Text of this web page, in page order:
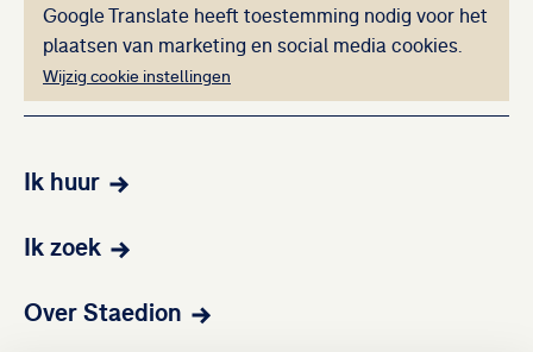
Deze inhoud kan
Google Translate heeft toestemming nodig voor het
plaatsen van marketing en social media cookies.
Wijzig cookie instellingen
Ik huur
Ik zoek
Over Staedion